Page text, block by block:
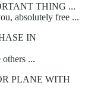
THING ...
absolutely free ...
IN
...
PLANE WITH